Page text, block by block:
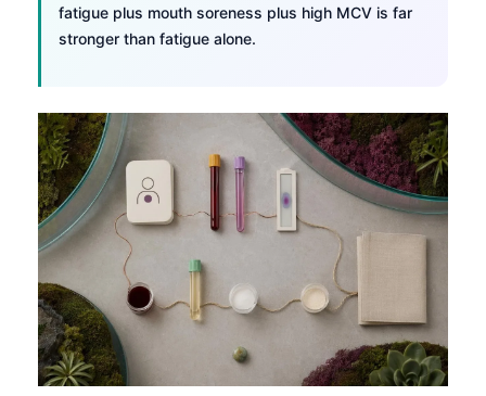
fatigue plus mouth soreness plus high MCV is far
stronger than fatigue alone.
हिन्दी
Bahasa Indonesia
Հայերեն
Íslenska
Српски језик
Svenska
Bosanski
日本語